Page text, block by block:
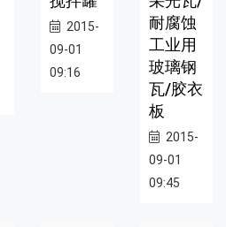
2015-
09-01
09:16
耐腐蚀
工业用
玻璃钢
瓦/胶衣
板
2015-
09-01
09:45